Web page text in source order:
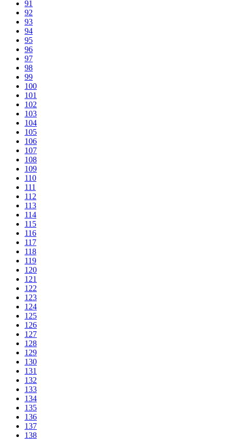
91
92
93
94
95
96
97
98
99
100
101
102
103
104
105
106
107
108
109
110
111
112
113
114
115
116
117
118
119
120
121
122
123
124
125
126
127
128
129
130
131
132
133
134
135
136
137
138